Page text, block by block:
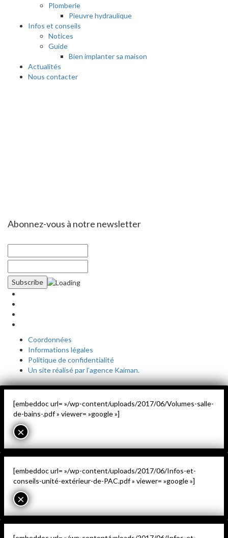
Plomberie
Pieuvre hydraulique
Infos et conseils
Notices
Guide
Bien implanter sa maison
Actualités
Nous contacter
Abonnez-vous à notre newsletter
Coordonnées
Informations légales
Politique de confidentialité
Un site réalisé par l’agence Kaiman.
[embeddoc url= »/wp-content/uploads/2017/06/Volumes-salle-
de-bains-.pdf » viewer= »google »]
×
[embeddoc url= »/wp-content/uploads/2017/06/Infos-et-
conseils-unité-extérieur-de-PAC.pdf » viewer= »google »]
×